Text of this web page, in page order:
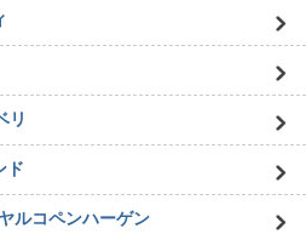
リ
ド
ルコペンハーゲン